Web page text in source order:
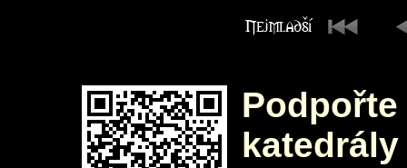
katedrály